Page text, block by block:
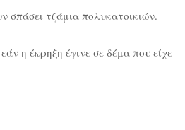
σπάσει τζάμια πολυκατοικιών.
η έκρηξη έγινε σε δέμα που είχε